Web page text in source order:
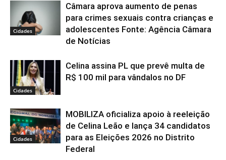
Cidades
Câmara aprova aumento de penas
para crimes sexuais contra crianças e
adolescentes Fonte: Agência Câmara
de Notícias
Cidades
Celina assina PL que prevê multa de
R$ 100 mil para vândalos no DF
Cidades
MOBILIZA oficializa apoio à reeleição
de Celina Leão e lança 34 candidatos
para as Eleições 2026 no Distrito
Federal